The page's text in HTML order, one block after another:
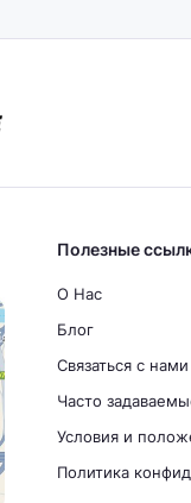
Полезные
О Нас
Блог
Связаться с нами
Часто
Условия и
Политика